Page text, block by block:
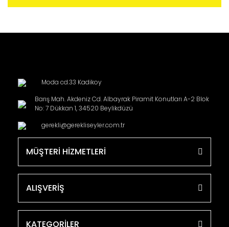
Moda cd.33 Kadikoy
Barış Mah. Akdeniz Cd. Albayrak Piramit Konutları A-2 Blok
No: 7 Dükkan 1, 34520 Beylikdüzü
gerekli@gerekliseyler.com.tr
MÜŞTERİ HİZMETLERİ
ALIŞVERİŞ
KATEGORİLER